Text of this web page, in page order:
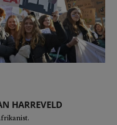
HARREVELD